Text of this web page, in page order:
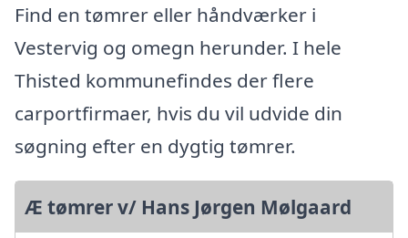
Find en tømrer eller håndværker i
Vestervig og omegn herunder. I hele
Thisted kommunefindes der flere
carportfirmaer, hvis du vil udvide din
søgning efter en dygtig tømrer.
Æ tømrer v/ Hans Jørgen Mølgaard